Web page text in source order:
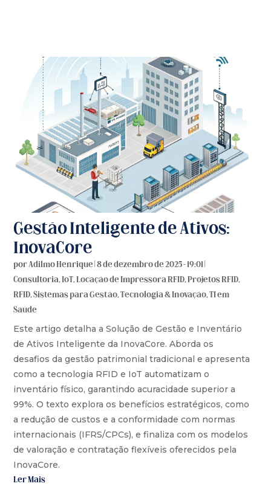
Gestão Inteligente de Ativos:
InovaCore
porAdilmo Henrique|8 de dezembro de 2025 - 19:01|
Consultoria,IoT,Locação de Impressora RFID,Projetos RFID,
RFID,Sistemas para Gestão,Tecnologia & Inovação,TI em
Saúde
Este artigo detalha a Solução de Gestão e Inventário
de Ativos Inteligente da InovaCore. Aborda os
desafios da gestão patrimonial tradicional e apresenta
como a tecnologia RFID e IoT automatizam o
inventário físico, garantindo acuracidade superior a
99%. O texto explora os benefícios estratégicos, como
a redução de custos e a conformidade com normas
internacionais (IFRS/CPCs), e finaliza com os modelos
de valoração e contratação flexíveis oferecidos pela
InovaCore.
Ler Mais